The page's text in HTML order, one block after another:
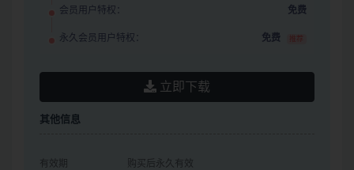
会员用户特权： 免费
永久会员用户特权： 免费 推荐
立即下载
其他信息
有效期 购买后永久有效